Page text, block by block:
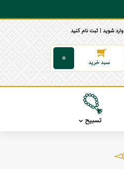
وارد شوید | ثبت نام کنید
0
تسبیح